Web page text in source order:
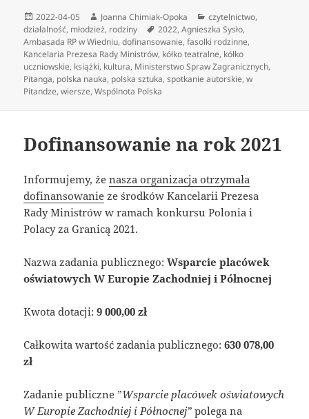
Data
publikacji
2022-04-05 Autor
Joanna Chimiak-Opoka Kategorie
czytelnictwo,
działalność, młodzież, rodziny Tagi
2022,Agnieszka Sysło,
Ambasada RP w Wiedniu,dofinansowanie,fasolki rodzinne,
Kancelaria Prezesa Rady Ministrów, kółko teatralne, kółko
uczniowskie, książki, kultura, Ministerstwo Spraw Zagranicznych,
Pitanga, polska nauka, polska sztuka,spotkanie autorskie,w
Pitandze,wiersze,Wspólnota Polska
Dofinansowanie na rok 2021
Informujemy, żenasza organizacja otrzymała
dofinansowanie ze środków Kancelarii Prezesa
Rady Ministrów w ramach konkursu Polonia i
Polacy za Granicą 2021.
Nazwa zadania publicznego:Wsparcie placówek
oświatowych W Europie Zachodniej i Północnej
Kwota dotacji:9 000,00 zł
Całkowita wartość zadania publicznego:630 078,00
zł
Zadanie publiczne ”Wsparcie placówek oświatowych
W Europie Zachodniej i Północnej” polega na